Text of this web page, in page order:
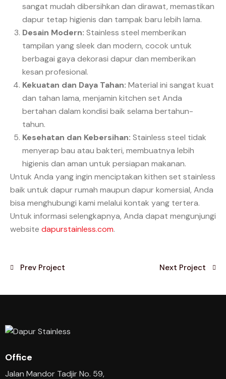
sangat mudah dibersihkan dan dirawat, memastikan
dapur tetap higienis dan tampak baru lebih lama.
Desain Modern: Stainless steel memberikan
tampilan yang sleek dan modern, cocok untuk
berbagai gaya dekorasi dapur dan memberikan
kesan profesional.
Kekuatan dan Daya Tahan: Material ini sangat kuat
dan tahan lama, menjamin kitchen set Anda
bertahan dalam kondisi baik selama bertahun-
tahun.
Kesehatan dan Kebersihan: Stainless steel tidak
menyerap bau atau bakteri, membuatnya lebih
higienis dan aman untuk persiapan makanan.
Untuk Anda yang ingin menciptakan kithen set stainless
baik untuk dapur rumah maupun dapur komersial, Anda
bisa menghubungi kami melalui kontak yang tertera.
Untuk informasi selengkapnya, Anda dapat mengunjungi
website dapurstainless.com.
Prev Project Next Project
Office
Jalan Mandor Tadjir No. 59,